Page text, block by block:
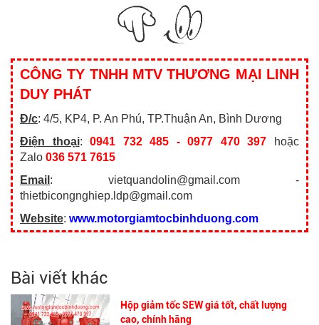
CÔNG TY TNHH MTV THƯƠNG MẠI LINH
DUY PHÁT
Đ/c: 4/5, KP4, P. An Phú, TP.Thuận An, Bình Dương
Điện thoại:0941 732 485 - 0977 470 397 hoặc
Zalo 036 571 7615
Email : vietquandolin@gmail.com -
thietbicongnghiep.ldp@gmail.com
Website: www.motorgiamtocbinhduong.com
Bài viết khác
Hộp giảm tốc SEW giá tốt, chất lượng
cao, chính hãng